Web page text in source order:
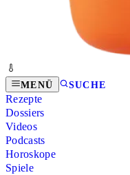
MENÜ SUCHE
Rezepte
Dossiers
Videos
Podcasts
Horoskope
Spiele